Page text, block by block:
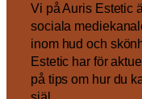
Vi på Auris Estetic
sociala
inom hud och
Estetic har för
på tips om hur du